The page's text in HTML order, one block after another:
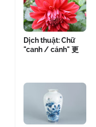
Dịch thuật: Chữ
"canh / cánh" 更